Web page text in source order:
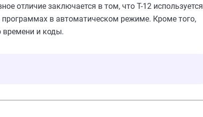
отличие заключается в том, что Т-12 используется
в автоматическом режиме. Кроме того,
времени и коды.